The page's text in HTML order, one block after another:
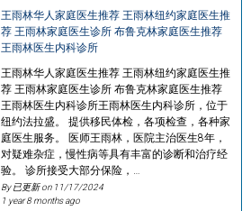
王雨林华人家庭医生推荐 王雨林纽约家庭医生推
荐 王雨林家庭医生诊所 布鲁克林家庭医生推荐
王雨林医生内科诊所
王雨林华人家庭医生推荐 王雨林纽约家庭医生推
荐 王雨林家庭医生诊所 布鲁克林家庭医生推荐
王雨林医生内科诊所王雨林医生内科诊所，位于
纽约法拉盛。 提供移民体检，各项检查，各种家
庭医生服务。 医师王雨林，医院主治医生8年，
对疑难杂症，慢性病等具有丰富的诊断和治疗经
验。 诊所接受大部分保险，…
By 已更新 on 11/17/2024
1 year 8 months ago